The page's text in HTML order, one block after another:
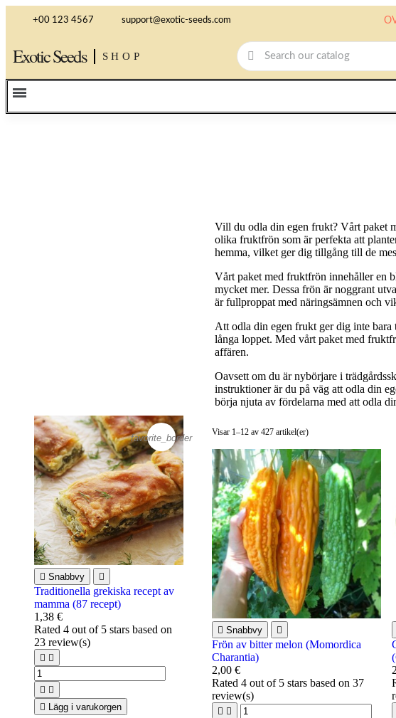
+00 123 4567 support@exotic-seeds.com
Exotic Seeds SHOP
Vill du odla din egen frukt? Vårt paket
olika fruktfrön som är perfekta att
hemma, vilket ger dig tillgång till de
Vårt paket med fruktfrön innehåller en
mycket mer. Dessa frön är noggrant
är fullproppat med näringsämnen och
Att odla din egen frukt ger dig inte bara
långa loppet. Med vårt paket med
affären.
Oavsett om du är nybörjare i
instruktioner är du på väg att odla din
börja njuta av fördelarna med att odla
favorite_border
 Snabbvy 
Traditionella grekiska recept av
mamma (87 recept)
1,38 €
Rated 4 out of 5 stars based on
23 review(s)
 
 
 Lägg i varukorgen
Visar 1–12 av 427 artikel(er)
 Snabbvy 
Frön av bitter melon (Momordica
Charantia)
2,00 €
Rated 4out of 5 stars based on 37
review(s)
 